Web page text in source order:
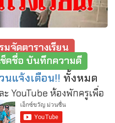
จัดตารางเรียน
คชื่อ บันทึกความดี
นแจ้งเตือน!! ทั้งหมด
YouTube ห้องพักครูเพื่อ